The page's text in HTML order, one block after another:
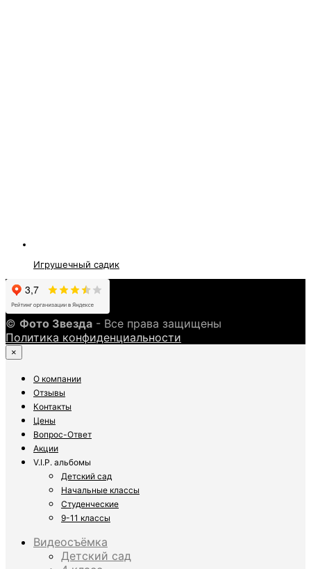
Игрушечный садик
© Фото Звезда - Все права защищены
Политика конфиденциальности
×
О компании
Отзывы
Контакты
Цены
Вопрос-Ответ
Акции
V.I.P. альбомы
Детский сад
Начальные классы
Студенческие
9-11 классы
Видеосъёмка
Детский сад